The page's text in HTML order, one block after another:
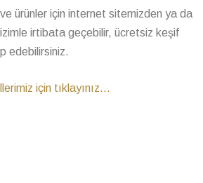
ürünler için internet sitemizden ya da
irtibata geçebilir, ücretsiz keşif
edebilirsiniz.
için tıklayınız...